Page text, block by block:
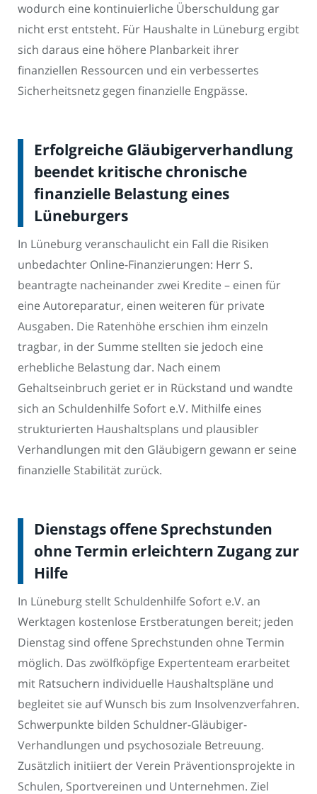
wodurch eine kontinuierliche Überschuldung gar
nicht erst entsteht. Für Haushalte in Lüneburg ergibt
sich daraus eine höhere Planbarkeit ihrer
finanziellen Ressourcen und ein verbessertes
Sicherheitsnetz gegen finanzielle Engpässe.
Erfolgreiche Gläubigerverhandlung
beendet kritische chronische
finanzielle Belastung eines
Lüneburgers
In Lüneburg veranschaulicht ein Fall die Risiken
unbedachter Online-Finanzierungen: Herr S.
beantragte nacheinander zwei Kredite – einen für
eine Autoreparatur, einen weiteren für private
Ausgaben. Die Ratenhöhe erschien ihm einzeln
tragbar, in der Summe stellten sie jedoch eine
erhebliche Belastung dar. Nach einem
Gehaltseinbruch geriet er in Rückstand und wandte
sich an Schuldenhilfe Sofort e.V. Mithilfe eines
strukturierten Haushaltsplans und plausibler
Verhandlungen mit den Gläubigern gewann er seine
finanzielle Stabilität zurück.
Dienstags offene Sprechstunden
ohne Termin erleichtern Zugang zur
Hilfe
In Lüneburg stellt Schuldenhilfe Sofort e.V. an
Werktagen kostenlose Erstberatungen bereit; jeden
Dienstag sind offene Sprechstunden ohne Termin
möglich. Das zwölfköpfige Expertenteam erarbeitet
mit Ratsuchern individuelle Haushaltspläne und
begleitet sie auf Wunsch bis zum Insolvenzverfahren.
Schwerpunkte bilden Schuldner-Gläubiger-
Verhandlungen und psychosoziale Betreuung.
Zusätzlich initiiert der Verein Präventionsprojekte in
Schulen, Sportvereinen und Unternehmen. Ziel